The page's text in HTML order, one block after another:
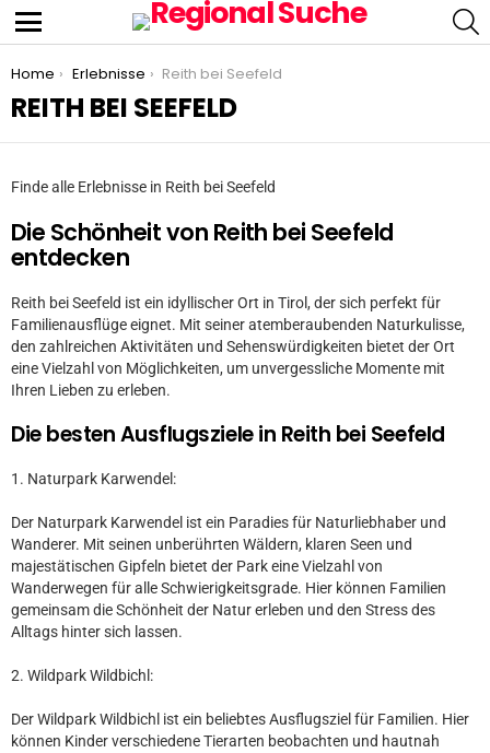
Menu
You are here:
Home Erlebnisse Reith bei Seefeld
REITH BEI SEEFELD
Finde alle Erlebnisse in Reith bei Seefeld
Die Schönheit von Reith bei Seefeld
entdecken
Reith bei Seefeld ist ein idyllischer Ort in Tirol, der sich perfekt für
Familienausflüge eignet. Mit seiner atemberaubenden Naturkulisse,
den zahlreichen Aktivitäten und Sehenswürdigkeiten bietet der Ort
eine Vielzahl von Möglichkeiten, um unvergessliche Momente mit
Ihren Lieben zu erleben.
Die besten Ausflugsziele in Reith bei Seefeld
1. Naturpark Karwendel:
Der Naturpark Karwendel ist ein Paradies für Naturliebhaber und
Wanderer. Mit seinen unberührten Wäldern, klaren Seen und
majestätischen Gipfeln bietet der Park eine Vielzahl von
Wanderwegen für alle Schwierigkeitsgrade. Hier können Familien
gemeinsam die Schönheit der Natur erleben und den Stress des
Alltags hinter sich lassen.
2. Wildpark Wildbichl:
Der Wildpark Wildbichl ist ein beliebtes Ausflugsziel für Familien. Hier
können Kinder verschiedene Tierarten beobachten und hautnah